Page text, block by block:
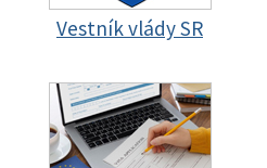
Vestník vlády SR